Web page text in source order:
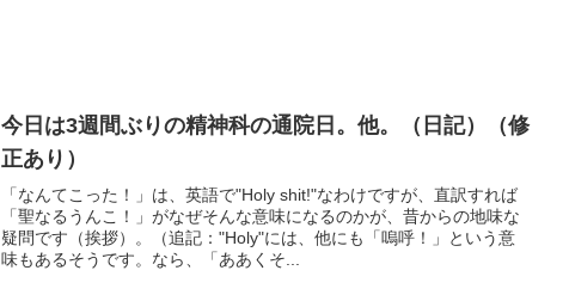
今日は3週間ぶりの精神科の通院日。他。（日記）（修
正あり）
「なんてこった！」は、英語で"Holy shit!"なわけですが、直訳すれば
「聖なるうんこ！」がなぜそんな意味になるのかが、昔からの地味な
疑問です（挨拶）。（追記："Holy"には、他にも「嗚呼！」という意
味もあるそうです。なら、「ああくそ...